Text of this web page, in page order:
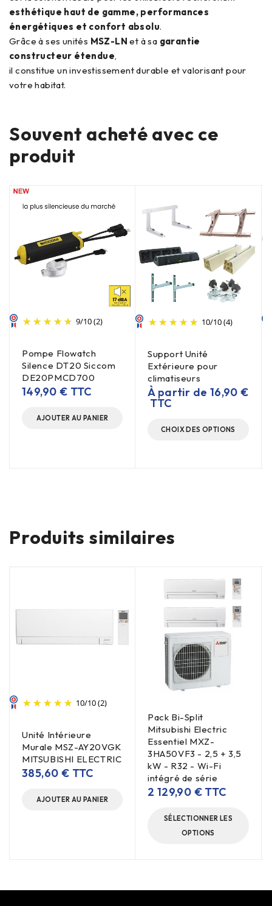
esthétique haut de gamme, performances
énergétiques et confort absolu.
Grâce à ses unités MSZ-LN et à sa garantie
constructeur étendue,
il constitue un investissement durable et valorisant pour
votre habitat.
Souvent acheté avec ce
produit
9/10(2)
Pompe Flowatch
Silence DT20 Siccom
DE20PMCD700
149,90 € TTC
AJOUTER AU PANIER
10/10(4)
Support Unité
Extérieure pour
climatiseurs
À partir de 16,90€
TTC
CHOIX DES OPTIONS
Produits similaires
10/10(2)
Unité Intérieure
Murale MSZ-AY20VGK
MITSUBISHI ELECTRIC
385,60 € TTC
AJOUTER AU PANIER
Pack Bi-Split
Mitsubishi Electric
Essentiel MXZ-
3HA50VF3 - 2,5 + 3,5
kW - R32 - Wi-Fi
intégré de série
2 129,90 € TTC
SÉLECTIONNER LES
OPTIONS